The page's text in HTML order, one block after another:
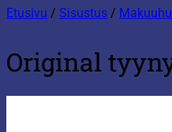
Etusivu / Sisustus /
Original